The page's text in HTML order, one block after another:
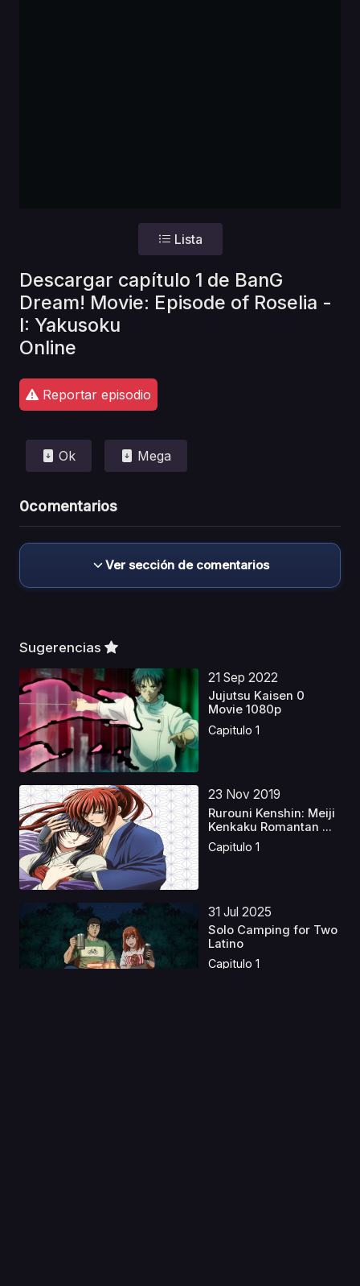
Lista
Descargar capítulo 1 de BanG
Dream! Movie: Episode of Roselia -
I: Yakusoku
Online
Reportar episodio
Ok Mega
0comentarios
Ver sección de comentarios
Sugerencias
21 Sep 2022
Jujutsu Kaisen 0
Movie 1080p
Capitulo 1
23 Nov 2019
Rurouni Kenshin: Meiji
Kenkaku Romantan ...
Capitulo 1
31 Jul 2025
Solo Camping for Two
Latino
Capitulo 1